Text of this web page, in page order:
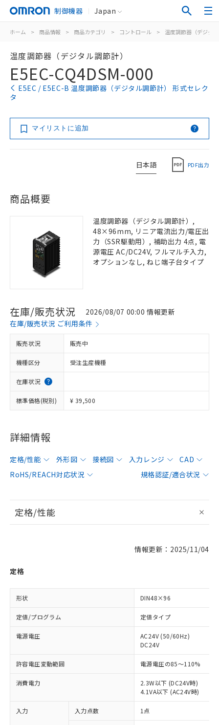
制御機器 Japan
ホーム > 商品情報 > 商品カテゴリ > コントロール > 温度調節器（デジタ
温度調節器（デジタル調節計）
E5EC-CQ4DSM-000
E5EC / E5EC-B 温度調節器（デジタル調節計） 形式セレク
タ
マイリストに追加
日本語 PDF出力
商品概要
温度調節器（デジタル調節計）,
48×96mm, リニア電流出力/電圧出
力（SSR駆動用）, 補助出力 4点, 電
源電圧 AC/DC24V, フルマルチ入力,
オプションなし, ねじ端子台タイプ
在庫/販売状況
2026/08/07 00:00 情報更新
在庫/販売状況 ご利用条件
販売状況 販売中
機種区分 受注生産機種
在庫状況
標準価格(税別) ¥ 39,500
詳細情報
定格/性能 外形図 接続図 入力レンジ
CAD
RoHS/REACH対応状況
規格認証/適合状況
定格/性能
情報更新：2025/11/04
定格
形状 DIN48×96
定値/プログラム 定値タイプ
電源電圧
AC24V (50/60Hz)
DC24V
許容電圧変動範囲 電源電圧の85～110%
消費電力
2.3W以下 (DC24V時)
4.1VA以下 (AC24V時)
入力 入力点数 1点